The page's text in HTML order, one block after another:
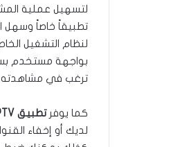
لتسهيل عملية
تطبيقاً خاصاً وسهل
بواجهة مستخدم
ترغب في مشاهدته
كما يوفرتطبيق TORNADO PRO IPTV
لديك أو إخفاء